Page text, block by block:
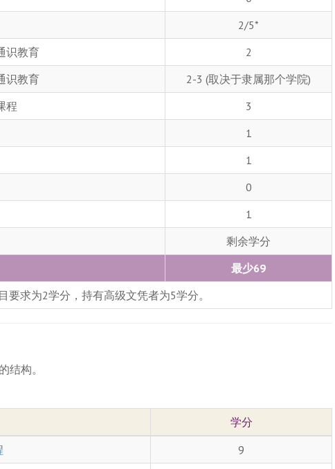
2/5*
识教育
2
识教育
2-3 (取决于隶属那个学院)
程
3
1
1
0
1
剩余学分
最少69
要求为2学分，持有高级文凭者为5学分。
结构。
学分
9